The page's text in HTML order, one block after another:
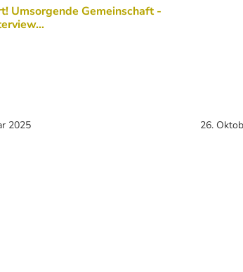
Umsorgende Gemeinschaft -
2025 26.